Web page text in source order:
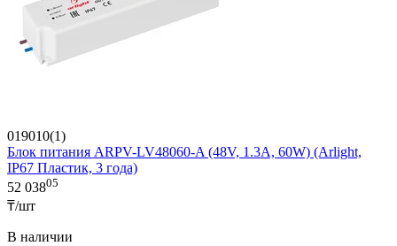
019010(1)
Блок питания ARPV-LV48060-A (48V, 1.3A, 60W) (Arlight,
IP67 Пластик, 3 года)
52 03805
₸/шт
В наличии